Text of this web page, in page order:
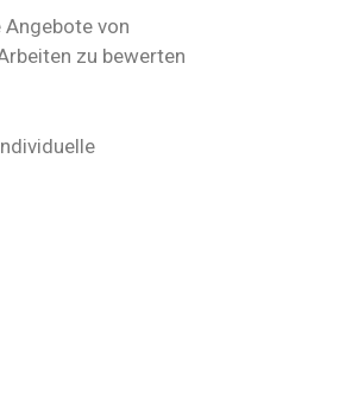
von
zu bewerten